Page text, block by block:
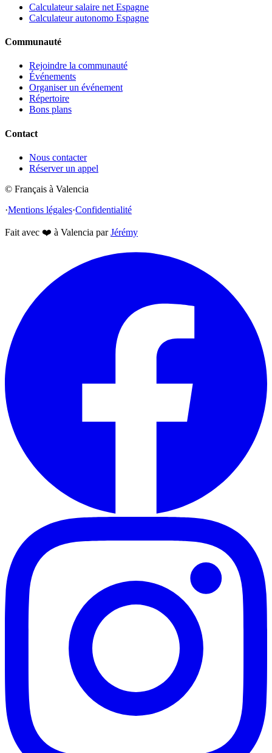
Calculateur salaire net Espagne
Calculateur autonomo Espagne
Communauté
Rejoindre la communauté
Événements
Organiser un événement
Répertoire
Bons plans
Contact
Nous contacter
Réserver un appel
© Français à Valencia
·Mentions légales·Confidentialité
Fait avec ❤️ à Valencia par Jérémy